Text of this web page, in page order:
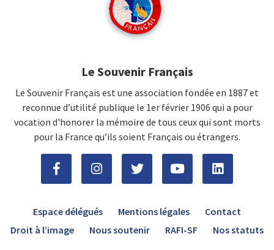
Le Souvenir Français
Le Souvenir Français est une association fondée en 1887 et
reconnue d’utilité publique le 1er février 1906 qui a pour
vocation d'honorer la mémoire de tous ceux qui sont morts
pour la France qu’ils soient Français ou étrangers.
Espace délégués Mentions légales
Contact
Droit à l’image
Nous soutenir RAFI-SF Nos statuts